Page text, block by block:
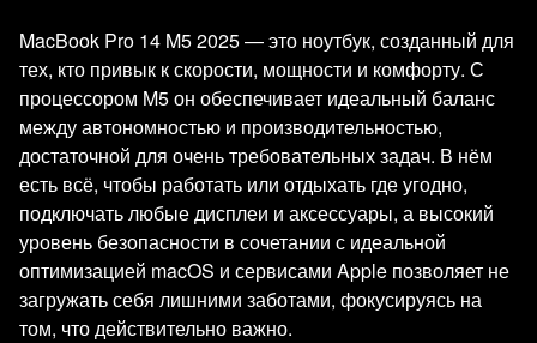
MacBook Pro 14 M5 2025 — это ноутбук, созданный для
тех, кто привык к скорости, мощности и комфорту. С
процессором M5 он обеспечивает идеальный баланс
между автономностью и производительностью,
достаточной для очень требовательных задач. В нём
есть всё, чтобы работать или отдыхать где угодно,
подключать любые дисплеи и аксессуары, а высокий
уровень безопасности в сочетании с идеальной
оптимизацией macOS и сервисами Apple позволяет не
загружать себя лишними заботами, фокусируясь на
том, что действительно важно.